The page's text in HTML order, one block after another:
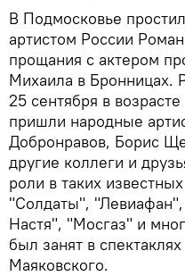
В Подмосковье
артистом России
прощания с актером
Михаила в Бронницах.
25 сентября в
пришли народные
Добронравов, Борис
другие коллеги и
роли в таких
"Солдаты",
Настя", "Мосгаз" и
был занят в
Маяковского.